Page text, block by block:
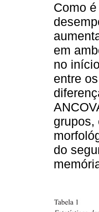
Como
em
no
entre
grupos,
do